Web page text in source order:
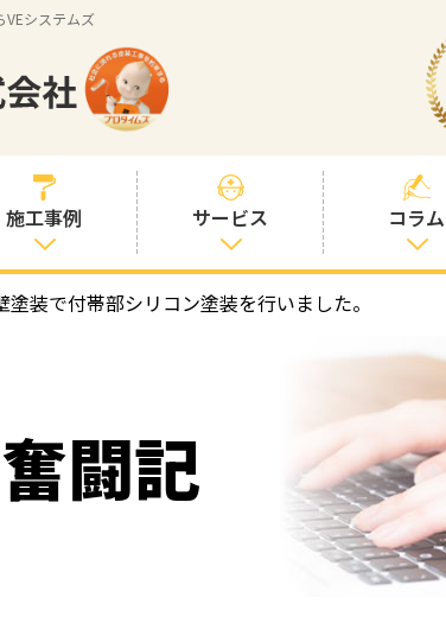
VEシステムズ
施工事例
ての事例
事例
サービス
塗装プランと価
お客様との交流
を大切に
コラム
社長コラム
塗装コラム
塗料コラム
塗装で付帯部シリコン塗装を行いました。
闘記